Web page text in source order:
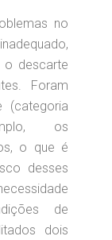
no
o descarte
Foram
(categoria
os
o que é
desses
de
dois